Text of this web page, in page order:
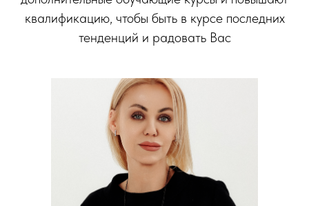
квалификацию, чтобы быть в курсе последних
тенденций и радовать Вас